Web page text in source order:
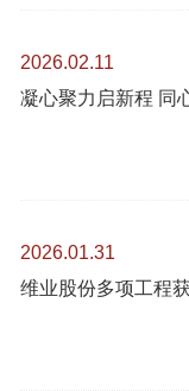
2026.02.11
2026.01.31
维业股份多项工程